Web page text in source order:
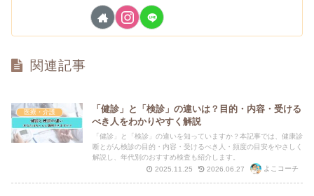
関連記事
医療・介護
「健診」と「検診」の違いは？目的・内容・受ける
べき人をわかりやすく解説
「健診」と「検診」の違いを知っていますか？本記事では、健康診
断とがん検診の目的・内容・受けるべき人・頻度の目安をやさしく
解説し、年代別のおすすめ検査も紹介します。
2025.11.25
2026.06.27 よこコーチ